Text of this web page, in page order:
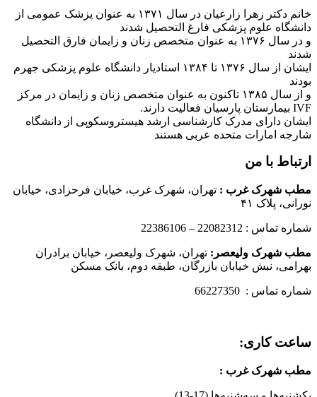
خانم دکتر زهرا زارعیان در سال ۱۳۷۱ به عنوان پزشک عمومی از
دانشگاه علوم پزشکی فارغ التحصیل شدند
و در سال ۱۳۷۶ به عنوان متخصص زنان و زایمان فارق التحصیل
شدند
ایشان از سال ۱۳۷۶ تا ۱۳۸۴ استادیار دانشگاه علوم پزشکی جهرم
بودند
و از سال ۱۳۸۵ تاکنون به عنوان متخصص زنان و زایمان در مرکز
IVF بیمارستان پارسیان فعالیت دارند.
ایشان دارای مدرک کارشناسی ارشد هیستروسکوپی از دانشگاه
شارجه امارات متحده عربی هستند
ارتباط با من
مطب شهرک غرب : تهران، شهرک غرب، خیابان فرحزادی، خیابان
نورانی، پلاک ۴۱
شماره تماس : 22082312 – 22386106
مطب شهرک ولیعصر: تهران، شهرک ولیعصر، خیابان برادران
بهرامی، نبش خیابان بازرگان، طبقه دوم، بانک مسکن
شماره تماس : 66227350
ساعت کاری:
مطب شهرک غرب :